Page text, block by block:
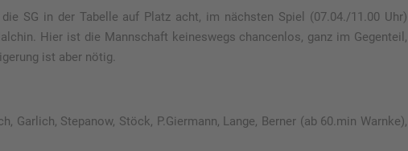
SG in der Tabelle auf Platz acht, im nächsten Spiel (07.04./11.00 Uhr)
Hier ist die Mannschaft keineswegs chancenlos, ganz im Gegenteil,
ist aber nötig.
Garlich, Stepanow, Stöck, P.Giermann, Lange, Berner (ab 60.min Warnke),